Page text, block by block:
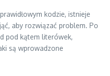
kodzie, istnieje
aby rozwiązać problem. Po
pod kątem literówek,
są wprowadzone